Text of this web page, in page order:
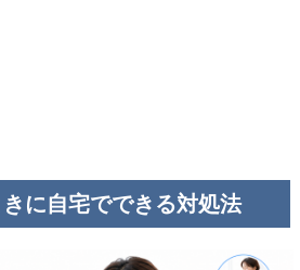
に自宅でできる対処法